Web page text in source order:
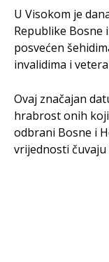
U Visokom je
Republike Bosne
posvećen
invalidima i
Ovaj značajan
hrabrost onih
odbrani Bosne i
vrijednosti čuvaju